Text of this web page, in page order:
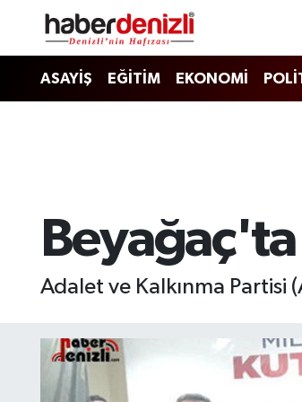
ASAYİŞ EĞİTİM EKONOMİ
Beyağaç'ta
Adalet ve Kalkınma Partisi
Denizli Nöbetçi Eczaneler
Tüm Manşetler
Son Dakika Haberleri
Haber Arşivi